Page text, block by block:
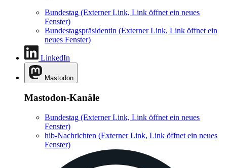
Bundestag (Externer Link, Link öffnet ein neues
Fenster)
Bundestagspräsidentin (Externer Link, Link öffnet ein
neues Fenster)
LinkedIn
Mastodon
Mastodon-Kanäle
Bundestag (Externer Link, Link öffnet ein neues
Fenster)
hib-Nachrichten (Externer Link, Link öffnet ein neues
Fenster)